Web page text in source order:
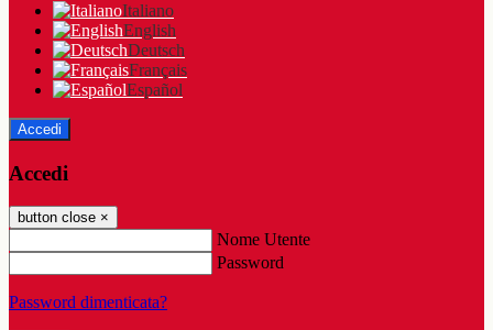
Italiano
English
Deutsch
Français
Español
Accedi
Accedi
button close ×
Nome Utente
Password
Password dimenticata?